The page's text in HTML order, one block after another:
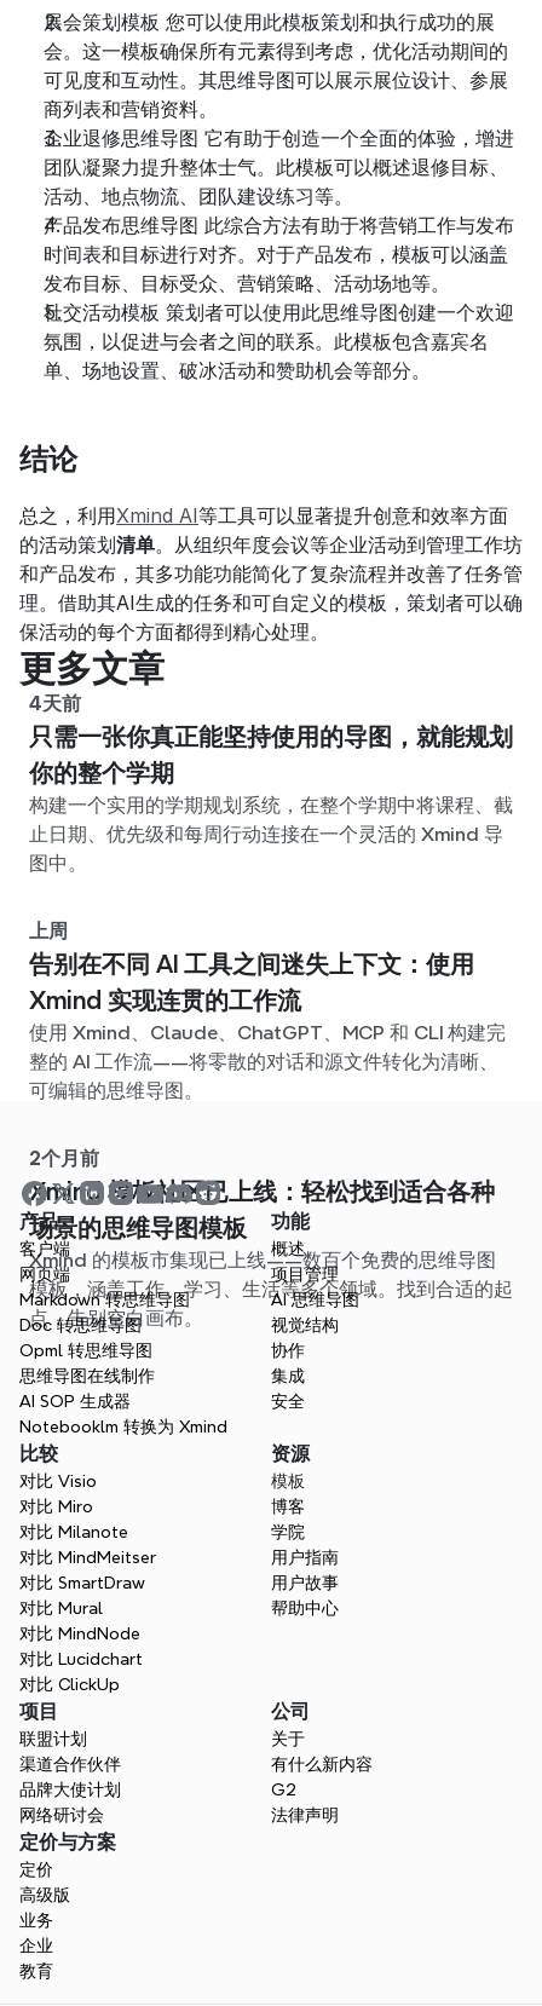
展会策划模板 您可以使用此模板策划和执行成功的展
会。这一模板确保所有元素得到考虑，优化活动期间的
可见度和互动性。其思维导图可以展示展位设计、参展
商列表和营销资料。
企业退修思维导图 它有助于创造一个全面的体验，增进
团队凝聚力提升整体士气。此模板可以概述退修目标、
活动、地点物流、团队建设练习等。
产品发布思维导图 此综合方法有助于将营销工作与发布
时间表和目标进行对齐。对于产品发布，模板可以涵盖
发布目标、目标受众、营销策略、活动场地等。
社交活动模板 策划者可以使用此思维导图创建一个欢迎
氛围，以促进与会者之间的联系。此模板包含嘉宾名
单、场地设置、破冰活动和赞助机会等部分。
结论
总之，利用Xmind AI等工具可以显著提升创意和效率方面
的活动策划清单。从组织年度会议等企业活动到管理工作坊
和产品发布，其多功能功能简化了复杂流程并改善了任务管
理。借助其AI生成的任务和可自定义的模板，策划者可以确
保活动的每个方面都得到精心处理。
更多文章
4天前
只需一张你真正能坚持使用的导图，就能规划
你的整个学期
构建一个实用的学期规划系统，在整个学期中将课程、截
止日期、优先级和每周行动连接在一个灵活的 Xmind 导
图中。
上周
告别在不同 AI 工具之间迷失上下文：使用
Xmind 实现连贯的工作流
使用 Xmind、Claude、ChatGPT、MCP 和 CLI 构建完
整的 AI 工作流——将零散的对话和源文件转化为清晰、
可编辑的思维导图。
2个月前
Xmind 模板社区已上线：轻松找到适合各种
场景的思维导图模板
Xmind 的模板市集现已上线——数百个免费的思维导图
模板，涵盖工作、学习、生活等多个领域。找到合适的起
点，告别空白画布。
产品
客户端
网页端
Markdown 转思维导图
Doc 转思维导图
Opml 转思维导图
思维导图在线制作
AI SOP 生成器
Notebooklm 转换为 Xmind
功能
概述
项目管理
AI 思维导图
视觉结构
协作
集成
安全
比较
对比 Visio
对比 Miro
对比 Milanote
对比 MindMeitser
对比 SmartDraw
对比 Mural
对比 MindNode
对比 Lucidchart
对比 ClickUp
资源
模板
博客
学院
用户指南
用户故事
帮助中心
项目
联盟计划
渠道合作伙伴
品牌大使计划
网络研讨会
公司
关于
有什么新内容
G2
法律声明
定价与方案
定价
高级版
业务
企业
教育